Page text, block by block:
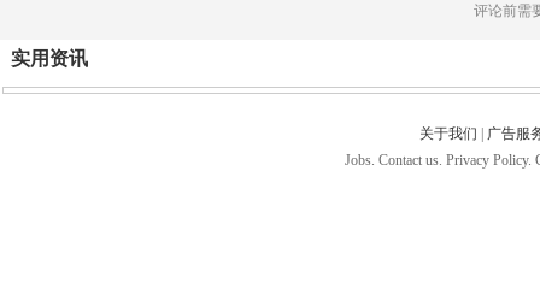
评论前需
实用资讯
关于我们
广告服
Jobs. Contact us. Privacy